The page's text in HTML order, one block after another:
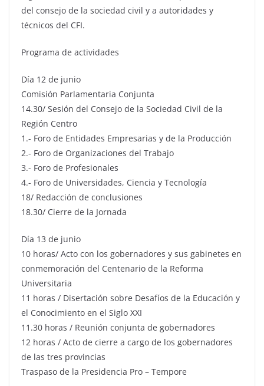
del consejo de la sociedad civil y a autoridades y
técnicos del CFI.
Programa de actividades
Día 12 de junio
Comisión Parlamentaria Conjunta
14.30/ Sesión del Consejo de la Sociedad Civil de la
Región Centro
1.- Foro de Entidades Empresarias y de la Producción
2.- Foro de Organizaciones del Trabajo
3.- Foro de Profesionales
4.- Foro de Universidades, Ciencia y Tecnología
18/ Redacción de conclusiones
18.30/ Cierre de la Jornada
Día 13 de junio
10 horas/ Acto con los gobernadores y sus gabinetes en
conmemoración del Centenario de la Reforma
Universitaria
11 horas / Disertación sobre Desafíos de la Educación y
el Conocimiento en el Siglo XXI
11.30 horas / Reunión conjunta de gobernadores
12 horas / Acto de cierre a cargo de los gobernadores
de las tres provincias
Traspaso de la Presidencia Pro – Tempore